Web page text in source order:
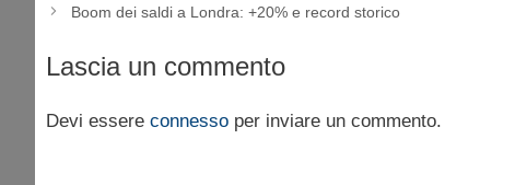
Boom dei saldi a Londra: +20% e record storico
Lascia un commento
Devi essere connesso per inviare un commento.